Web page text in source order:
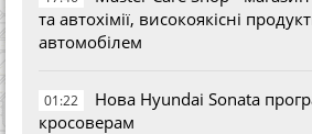
та автохімії, високоякісні
автомобілем
01:22
Нова Hyundai Sonata
кросоверам